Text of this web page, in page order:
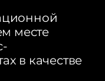
месте
в качестве